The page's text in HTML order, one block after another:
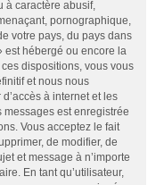
à caractère abusif,
pornographique,
votre pays, du pays dans
est hébergé ou encore la
dispositions, vous vous
et nous nous
à internet et les
messages est enregistrée
Vous acceptez le fait
de modifier, de
et message à n’importe
En tant qu’utilisateur,